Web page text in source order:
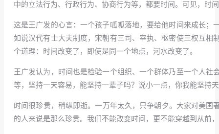
中的立法行为、行政行为、协商行为等，都要时间。可见，时
这是王广发的心言：一个孩子呱呱落地，要给他时间来成长
如说汉代有士大夫制度，宋朝有三司、宰执、枢密使三权互
个道理：时间改变了，即使是同一个地点，河水改变了。
王广发认为，时间也是检验一个组织、一个群体乃至一个人
等，坚持一天容易，能坚持一辈子吗？说小一点，你我能坚持
时间很珍贵，稍纵即逝。一万年太久，只争朝夕。大家对美
的人来说是那么珍贵。我们不能改变时间，更不能穿越到从前